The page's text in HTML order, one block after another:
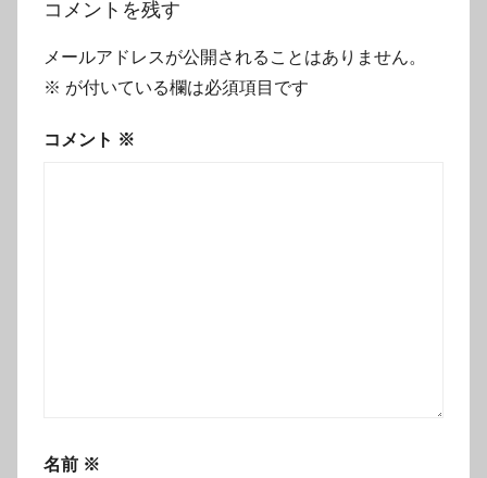
コメントを残す
メールアドレスが公開されることはありません。
※ が付いている欄は必須項目です
コメント ※
名前 ※